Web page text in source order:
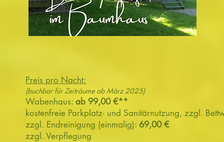
Preis pro Nacht:
(buchbar für Zeiträume ab März 2025)
Wabenhaus: ab 99,00 €**
kostenfreie Parkplatz- und Sanitärnutzung, zzgl.
zzgl. Endreinigung (einmalig): 69,00 €
zzgl. Verpflegung